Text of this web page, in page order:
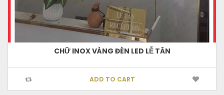
CHỮ INOX VÀNG ĐÈN LED LỄ TÂN
ADD TO CART